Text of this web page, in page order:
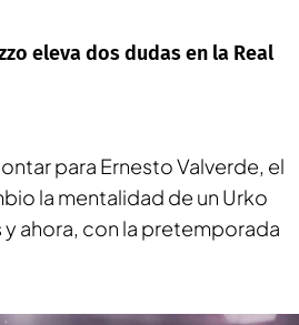
eleva dos dudas en la Real
para Ernesto Valverde, el
la mentalidad de un Urko
y ahora, con la pretemporada